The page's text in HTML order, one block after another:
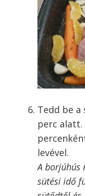
Tedd be a
perc alatt.
levével.
A borjúhús
sütési idő